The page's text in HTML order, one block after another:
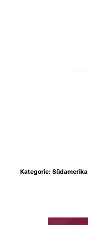
Kategorie: Südamerika